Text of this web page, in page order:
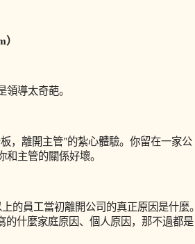
導太奇葩。
，離開主管"的紮心體驗。你留在一家公
主管的關係好壞。
的員工當初離開公司的真正原因是什麼。
的什麼家庭原因、個人原因，那不過都是